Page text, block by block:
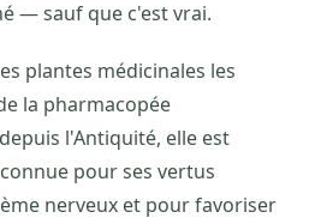
— sauf que c'est vrai.
plantes médicinales les
la pharmacopée
l'Antiquité, elle est
pour ses vertus
nerveux et pour favoriser